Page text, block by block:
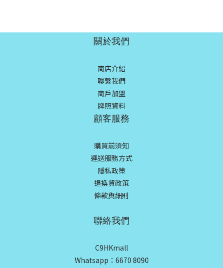
關於我們
商店介紹
聯繫我們
商戶加盟
牌照資料
顧客服務
購買前須知
運送服務方式
隱私政策
退換貨政策
條款與細則
聯絡我們
C9HKmall
Whatsapp：6670 8090